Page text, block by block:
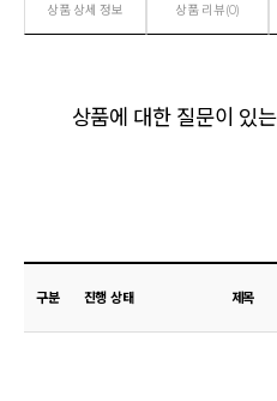
상품 상세 정보 상품 리뷰(0)
상품에 대한 질문이 있
구분 진행 상태 제목